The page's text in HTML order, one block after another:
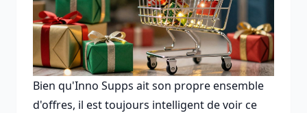
Bien qu'Inno Supps ait son propre ensemble
d'offres, il est toujours intelligent de voir ce